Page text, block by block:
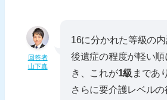
回答者
山下真
16に分かれた等級の内
後遺症の程度が軽い順
き、これが1級 まであ
さらに要介護レベル